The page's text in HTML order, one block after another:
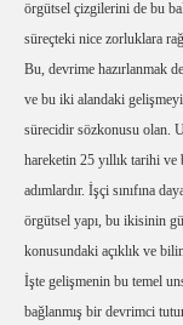
örgütsel çizgilerini de bu
süreçteki nice zorluklara
Bu, devrime hazırlanmak
ve bu iki alandaki
sürecidir sözkonusu olan.
hareketin 25 yıllık tarihi ve
adımlardır. İşçi sınıfına
örgütsel yapı, bu ikisinin
konusundaki açıklık ve
İşte gelişmenin bu temel
bağlanmış bir devrimci